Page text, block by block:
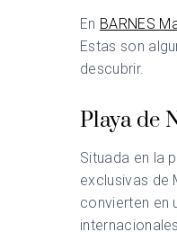
En BARNES
Estas son
descubrir.
Playa de
Situada en la
exclusivas de
convierten en